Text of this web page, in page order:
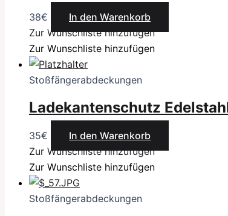
38€
In den Warenkorb
Zur Wunschliste hinzufügen
Zur Wunschliste hinzufügen
Stoßfängerabdeckungen
Ladekantenschutz
35€
In den Warenkorb
Zur Wunschliste hinzufügen
Zur Wunschliste hinzufügen
Stoßfängerabdeckungen